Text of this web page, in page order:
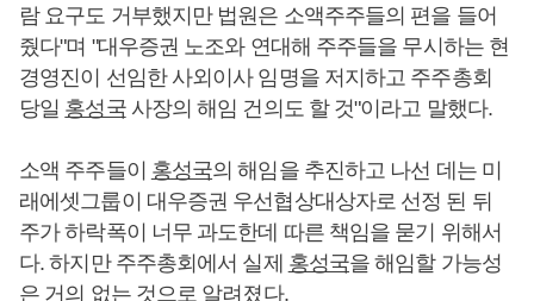
람 요구도 거부했지만 법원은 소액주주들의 편을 들어
줬다"며 "대우증권 노조와 연대해 주주들을 무시하는 현
경영진이 선임한 사외이사 임명을 저지하고 주주총회
당일 홍성국사장의 해임 건의도 할 것"이라고 말했다.
소액 주주들이 홍성국의 해임을 추진하고 나선 데는 미
래에셋그룹이 대우증권 우선협상대상자로 선정 된 뒤
주가 하락폭이 너무 과도한데 따른 책임을 묻기 위해서
다. 하지만 주주총회에서 실제 홍성국을 해임할 가능성
은 거의 없는 것으로 알려졌다.